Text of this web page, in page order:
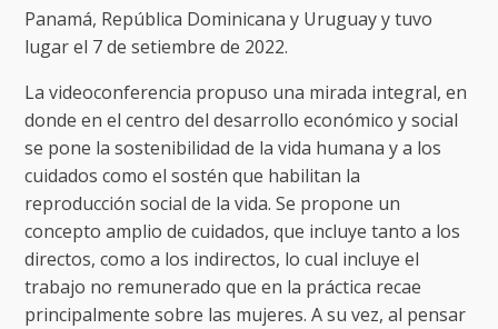
Panamá, República Dominicana y Uruguay y tuvo
lugar el 7 de setiembre de 2022.
La videoconferencia propuso una mirada integral, en
donde en el centro del desarrollo económico y social
se pone la sostenibilidad de la vida humana y a los
cuidados como el sostén que habilitan la
reproducción social de la vida. Se propone un
concepto amplio de cuidados, que incluye tanto a los
directos, como a los indirectos, lo cual incluye el
trabajo no remunerado que en la práctica recae
principalmente sobre las mujeres. A su vez, al pensar